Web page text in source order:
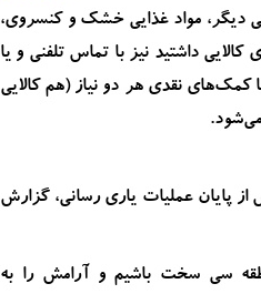
دیگر، مواد غذایی خشک و کنسروی،
داشتید نیز با تماس تلفنی و یا
کمک‌های نقدی هر دو نیاز (هم کالایی
پایان عملیات یاری رسانی، گزارش
سی سخت باشیم و آرامش را به